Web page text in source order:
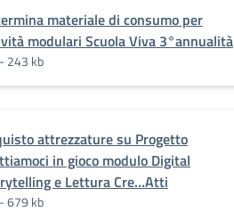
materiale di consumo per
modulari Scuola Viva 3°annualità
243 kb
attrezzature su Progetto
in gioco modulo Digital
e Lettura Cre…Atti
679 kb